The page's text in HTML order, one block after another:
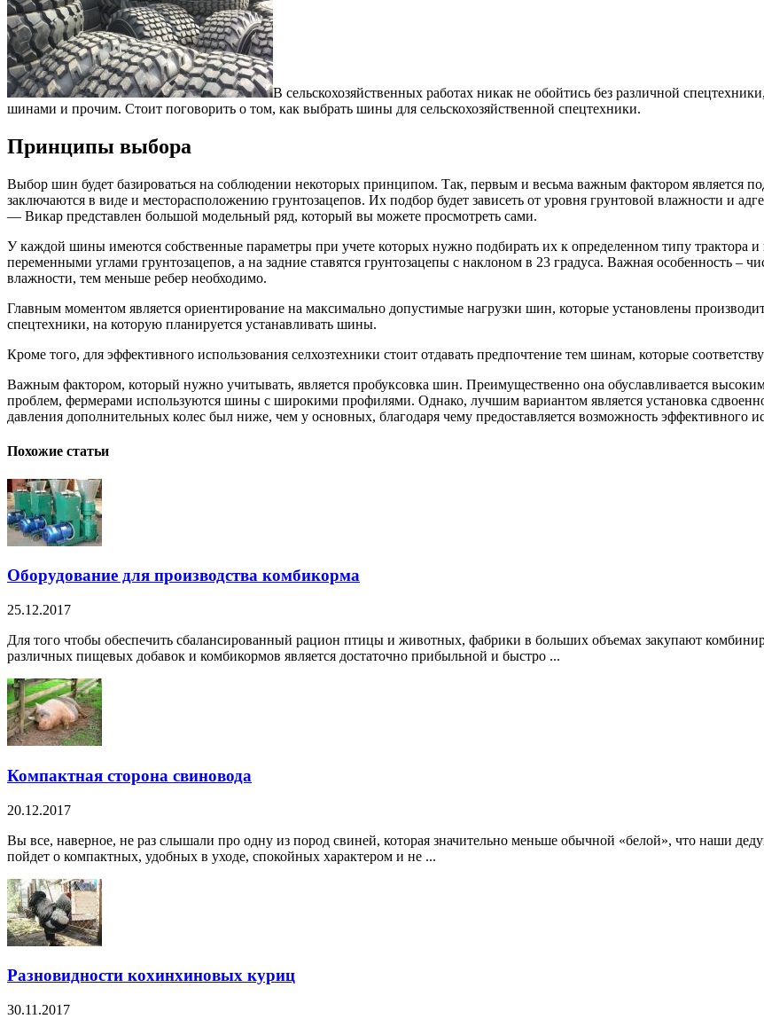
В сельскохозяйственных работах никак не обойтись без различной
шинами и прочим. Стоит поговорить о том, как выбрать шины для сельскохозяйственной спецтехники.
Принципы выбора
Выбор шин будет базироваться на соблюдении некоторых принципом. Так, первым и весьма важным фактором является
заключаются в виде и месторасположению грунтозацепов. Их подбор будет зависеть от уровня грунтовой влажности и
— Викар представлен большой модельный ряд, который вы можете просмотреть сами.
У каждой шины имеются собственные параметры при учете которых нужно подбирать их к определенном типу трактора и
переменными углами грунтозацепов, а на задние ставятся грунтозацепы с наклоном в 23 градуса. Важная особенность –
влажности, тем меньше ребер необходимо.
Главным моментом является ориентирование на максимально допустимые нагрузки шин, которые установлены
спецтехники, на которую планируется устанавливать шины.
Кроме того, для эффективного использования селхозтехники стоит отдавать предпочтение тем шинам, которые
Важным фактором, который нужно учитывать, является пробуксовка шин. Преимущественно она обуславливается
проблем, фермерами используются шины с широкими профилями. Однако, лучшим вариантом является установка
давления дополнительных колес был ниже, чем у основных, благодаря чему предоставляется возможность эффективного
Похожие статьи
Оборудование для производства комбикорма
25.12.2017
Для того чтобы обеспечить сбалансированный рацион птицы и животных, фабрики в больших объемах закупают
различных пищевых добавок и комбикормов является достаточно прибыльной и быстро ...
Компактная сторона свиновода
20.12.2017
Вы все, наверное, не раз слышали про одну из пород свиней, которая значительно меньше обычной «белой», что наши
пойдет о компактных, удобных в уходе, спокойных характером и не ...
Разновидности кохинхиновых куриц
30.11.2017